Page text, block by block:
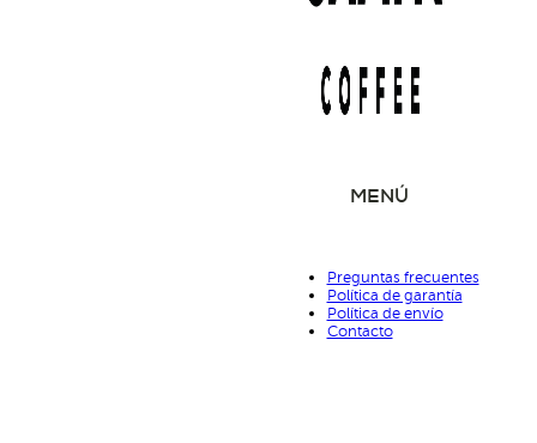
MENÚ
Preguntas frecuentes
Política de garantía
Política de envío
Contacto